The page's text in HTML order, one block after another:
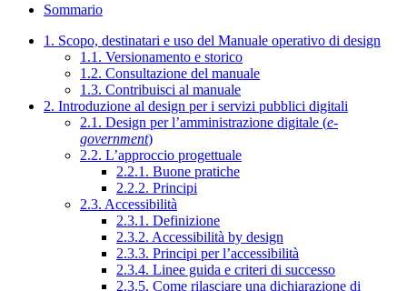
Sommario
1. Scopo, destinatari e uso del Manuale operativo di design
1.1. Versionamento e storico
1.2. Consultazione del manuale
1.3. Contribuisci al manuale
2. Introduzione al design per i servizi pubblici digitali
2.1. Design per l’amministrazione digitale (e-
government)
2.2. L’approccio progettuale
2.2.1. Buone pratiche
2.2.2. Principi
2.3. Accessibilità
2.3.1. Definizione
2.3.2. Accessibilità by design
2.3.3. Principi per l’accessibilità
2.3.4. Linee guida e criteri di successo
2.3.5. Come rilasciare una dichiarazione di